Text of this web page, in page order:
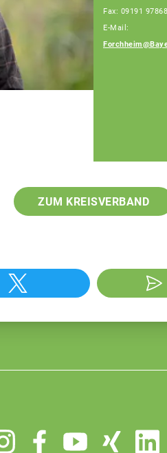
Joachim
Fachberater
Fax: 09191
E-Mail:
ZUM KREISVERBAND